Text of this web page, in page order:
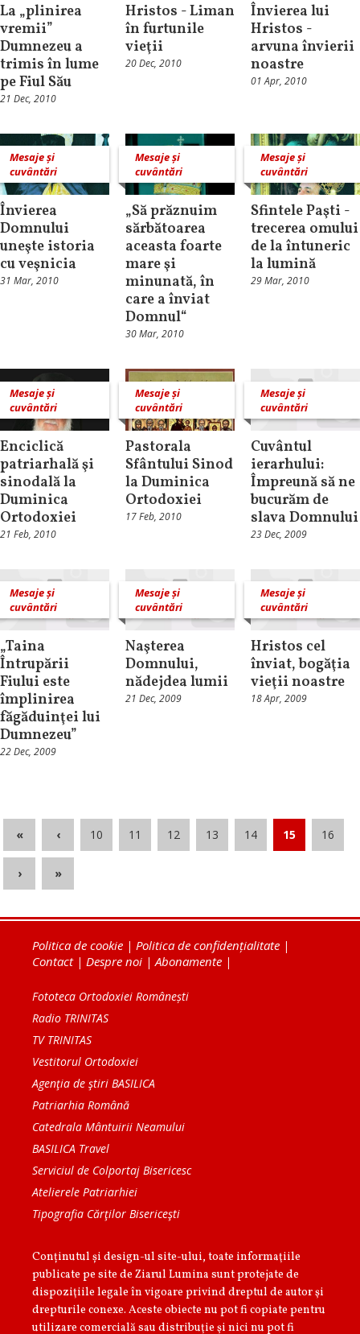
La „plinirea
vremii”
Dumnezeu a
trimis în lume
pe Fiul Său
21 Dec, 2010
Hristos - Liman
în furtunile
vieţii
20 Dec, 2010
Învierea lui
Hristos -
arvuna învierii
noastre
01 Apr, 2010
Mesaje și
cuvântări
Învierea
Domnului
uneşte istoria
cu veşnicia
31 Mar, 2010
Mesaje și
cuvântări
„Să prăznuim
sărbătoarea
aceasta foarte
mare şi
minunată, în
care a înviat
Domnul“
30 Mar, 2010
Mesaje și
cuvântări
Sfintele Paşti -
trecerea omului
de la întuneric
la lumină
29 Mar, 2010
Mesaje și
cuvântări
Enciclică
patriarhală şi
sinodală la
Duminica
Ortodoxiei
21 Feb, 2010
Mesaje și
cuvântări
Pastorala
Sfântului Sinod
la Duminica
Ortodoxiei
17 Feb, 2010
Mesaje și
cuvântări
Cuvântul
ierarhului:
Împreună să ne
bucurăm de
slava Domnului
23 Dec, 2009
Mesaje și
cuvântări
„Taina
Întrupării
Fiului este
împlinirea
făgăduinţei lui
Dumnezeu”
22 Dec, 2009
Mesaje și
cuvântări
Naşterea
Domnului,
nădejdea lumii
21 Dec, 2009
Mesaje și
cuvântări
Hristos cel
înviat, bogăţia
vieţii noastre
18 Apr, 2009
« ‹ 10 11 12 13 14 15 16
› »
Politica de cookie | Politica de confidențialitate |
Contact| Despre noi |Abonamente |
Fototeca Ortodoxiei Românești
Radio TRINITAS
TV TRINITAS
Vestitorul Ortodoxiei
Agenţia de ştiri BASILICA
Patriarhia Română
Catedrala Mântuirii Neamului
BASILICA Travel
Serviciul de Colportaj Bisericesc
Atelierele Patriarhiei
Tipografia Cărţilor Bisericeşti
Conținutul și design-ul site-ului, toate informaţiile
publicate pe site de Ziarul Lumina sunt protejate de
dispoziţiile legale în vigoare privind dreptul de autor şi
drepturile conexe. Aceste obiecte nu pot fi copiate pentru
utilizare comercială sau distribuţie şi nici nu pot fi